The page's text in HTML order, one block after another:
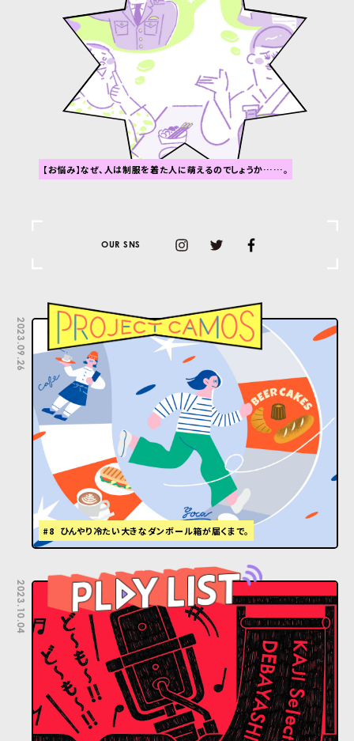
【お悩み】なぜ、人は制服を着た人に萌えるのでしょうか……。
OUR SNS
2023.09.26
#8 ひんやり冷たい大きなダンボール箱が届くまで。
2023.10.04